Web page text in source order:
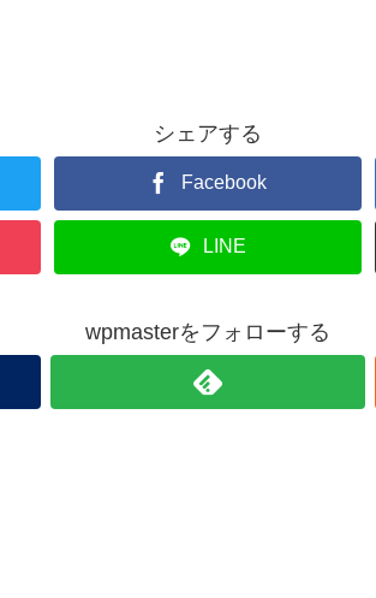
シェアする
Facebook
LINE
wpmasterをフォローする